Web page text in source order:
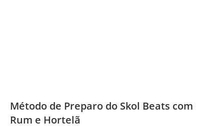
Método de Preparo do Skol Beats com
Rum e Hortelã